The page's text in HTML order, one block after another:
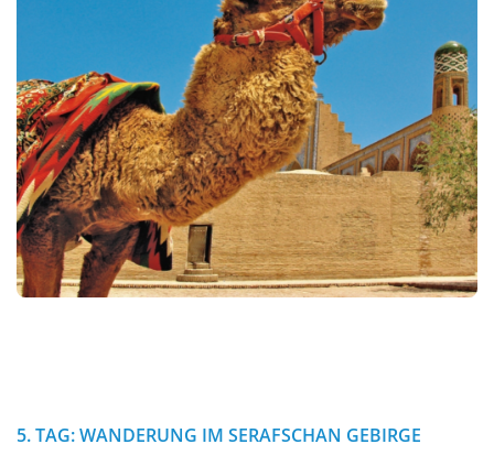
5. TAG: WANDERUNG IM SERAFSCHAN GEBIRGE